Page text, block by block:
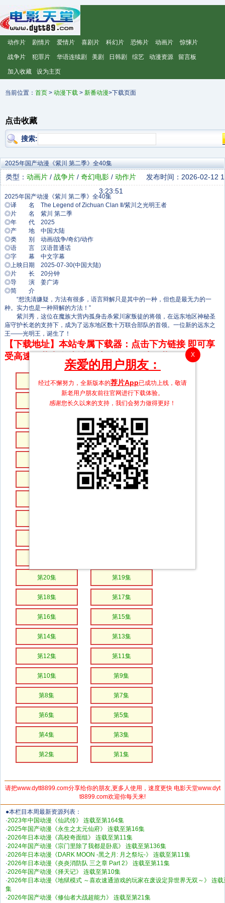
动作片 剧情片 爱情片 喜剧片 科幻片 恐怖片 动画片 惊悚片
战争片 犯罪片 华语连续剧 美剧 日韩剧 综艺 动漫资源 留言板
加入收藏 设为主页
当前位置： 首页 > 动漫下载 > 新番动漫>下载页面
点击收藏
搜索:
2025年国产动漫《紫川 第二季》全40集
类型： 动画片 / 战争片 / 奇幻电影 / 动作片
发布时间：2026-02-12 1
3:23:51
◎译 名 The Legend of Zichuan Clan Ⅱ/紫川之光明王者
◎片 名 紫川 第二季
◎年 代 2025
◎产 地 中国大陆
◎类 别 动画/战争/奇幻/动作
◎语 言 汉语普通话
◎字 幕 中文字幕
◎上映日期 2025-07-30(中国大陆)
◎片 长 20分钟
◎导 演 姜广涛
◎简 介
“想洗清嫌疑，方法有很多，语言辩解只是其中的一种，但也是最无力的一
种。实力也是一种辩解的方法！”
紫川秀，这位在魔族大营内孤身击杀紫川家叛徒的将领，在远东地区神秘圣
庙守护长老的支持下，成为了远东地区数十万联合部队的首领。一位新的远东之
王——光明王，诞生了！
【下载地址】本站专属下载器：点击下方链接 即可享
受高速下载和在线播放 专治迅雷无法下载
第40集 第39集
第38集 第37集
第35集
第33集
第31集
第29集
第20集 第19集
第18集 第17集
第16集 第15集
第14集 第13集
第12集 第11集
第10集 第9集
第8集 第7集
第6集 第5集
第4集 第3集
第2集 第1集
请把www.dytt8899.com分享给你的朋友,更多人使用，速度更快 电影天堂www.dyt
t8899.com欢迎你每天来!
●本栏目本周最新资源列表：
·2023年中国动漫《仙武传》 连载至第164集
·2025年国产动漫《永生之太元仙府》 连载至第16集
·2026年日本动漫《高校奇面组》 连载至第11集
·2024年国产动漫《宗门里除了我都是卧底》 连载至第136集
·2026年日本动漫《DARK MOON -黑之月: 月之祭坛-》 连载至第11集
·2026年日本动漫《炎炎消防队 三之章 Part 2》 连载至第11集
·2026年国产动漫《择天记》 连载至第10集
·2026年日本动漫《地狱模式 ～喜欢速通游戏的玩家在废设定异世界无双～》 连
集
·2026年国产动漫《修仙者大战超能力》 连载至第21集
X
亲爱的用户朋友：
经过不懈努力，全新版本的荐片App已成功上线，敬请
新老用户朋友前往官网进行下载体验。
感谢您长久以来的支持，我们会努力做得更好！